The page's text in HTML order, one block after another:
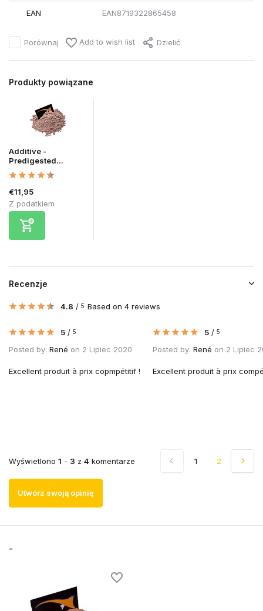
EAN EAN8719322865458
Porównaj Add to wish list Dzielić
Produkty powiązane
Additive -
Predigested...
€11,95
Z podatkiem
Recenzje
4.8 / 5 Based on 4 reviews
5 / 5
Posted by: René on 2 Lipiec 2020
Excellent produit à prix copmpétitif !
5 / 5
Posted by: René on 2 Lipiec
Excellent produit à prix
Wyświetlono 1 - 3 z 4 komentarze 1 2
Utwórz swoją opinię
-